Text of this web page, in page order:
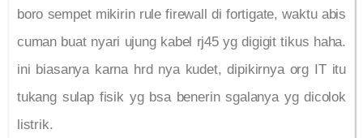
boro sempet mikirin rule firewall di fortigate, waktu abis
cuman buat nyari ujung kabel rj45 yg digigit tikus haha.
ini biasanya karna hrd nya kudet, dipikirnya org IT itu
tukang sulap fisik yg bsa benerin sgalanya yg dicolok
listrik.